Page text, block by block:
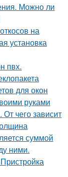
Можно ли
на
установка
пвх.
для окон
руками
чего зависит
суммой
ними.